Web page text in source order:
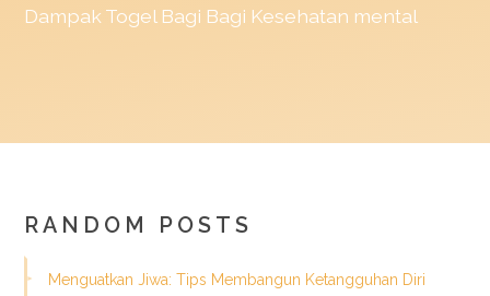
Dampak Togel Bagi Bagi Kesehatan mental
RANDOM POSTS
Menguatkan Jiwa: Tips Membangun Ketangguhan Diri